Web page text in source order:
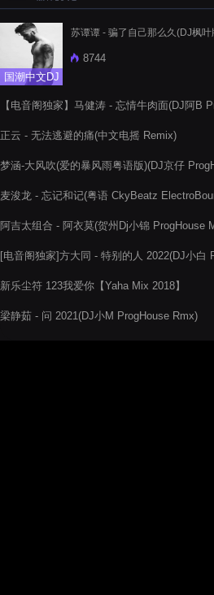
国潮中文DJ
苏谭谭 - 骗了自己那么久(DJ枫叶
8744
【电音阁独家】马健涛 - 忘情牛肉面(DJ阿B
正云 - 无法逃避的痛(中文电摇 Remix)
梦涵-大风吹(爱的暴风雨粤语版)(DJ京仔
麦浚龙 - 忘记和记(粤语 CkyBeatz
阿吉太组合 - 阿衣莫(贺州Dj小锦 ProgHouse
[电音阁独家]方大同 - 特别的人 2022(DJ小白
新乐尘符 123我爱你【Yaha Mix 2018】
梁静茹 - 问 2021(DJ小M ProgHouse Rmx)